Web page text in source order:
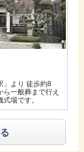
」より 徒歩約8
ら一般葬まで行え
場です。